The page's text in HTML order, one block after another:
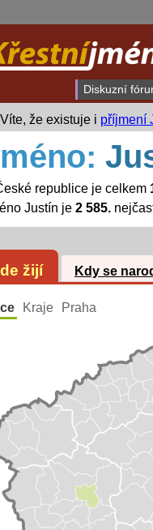
Diskuzní
Víte, že existuje i příjmení
republice je celkem
Justín je 2 585.
žijí Kdy se
Kraje Praha